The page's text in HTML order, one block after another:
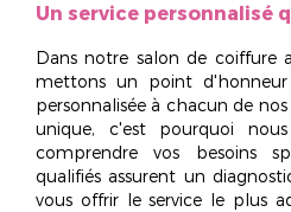
Un service personnalisé
Dans notre salon de coiffure
mettons un point
personnalisée à chacun de
unique, c'est pourquoi
comprendre vos besoins
qualifiés assurent un
vous offrir le service le plus